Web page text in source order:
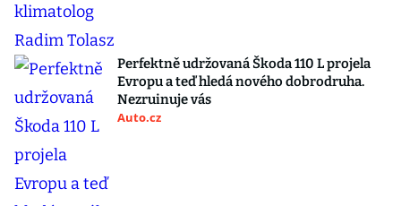
Perfektně udržovaná Škoda 110 L projela
Evropu a teď hledá nového dobrodruha.
Nezruinuje vás
Auto.cz